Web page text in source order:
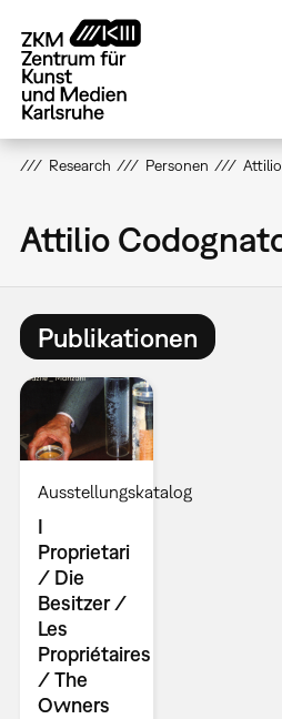
zum
Inhalt
Research Personen
Attilio
Publikationen
Ausstellungskatalog
I
Proprietari
/ Die
Besitzer /
Les
Propriétaires
/ The
Owners